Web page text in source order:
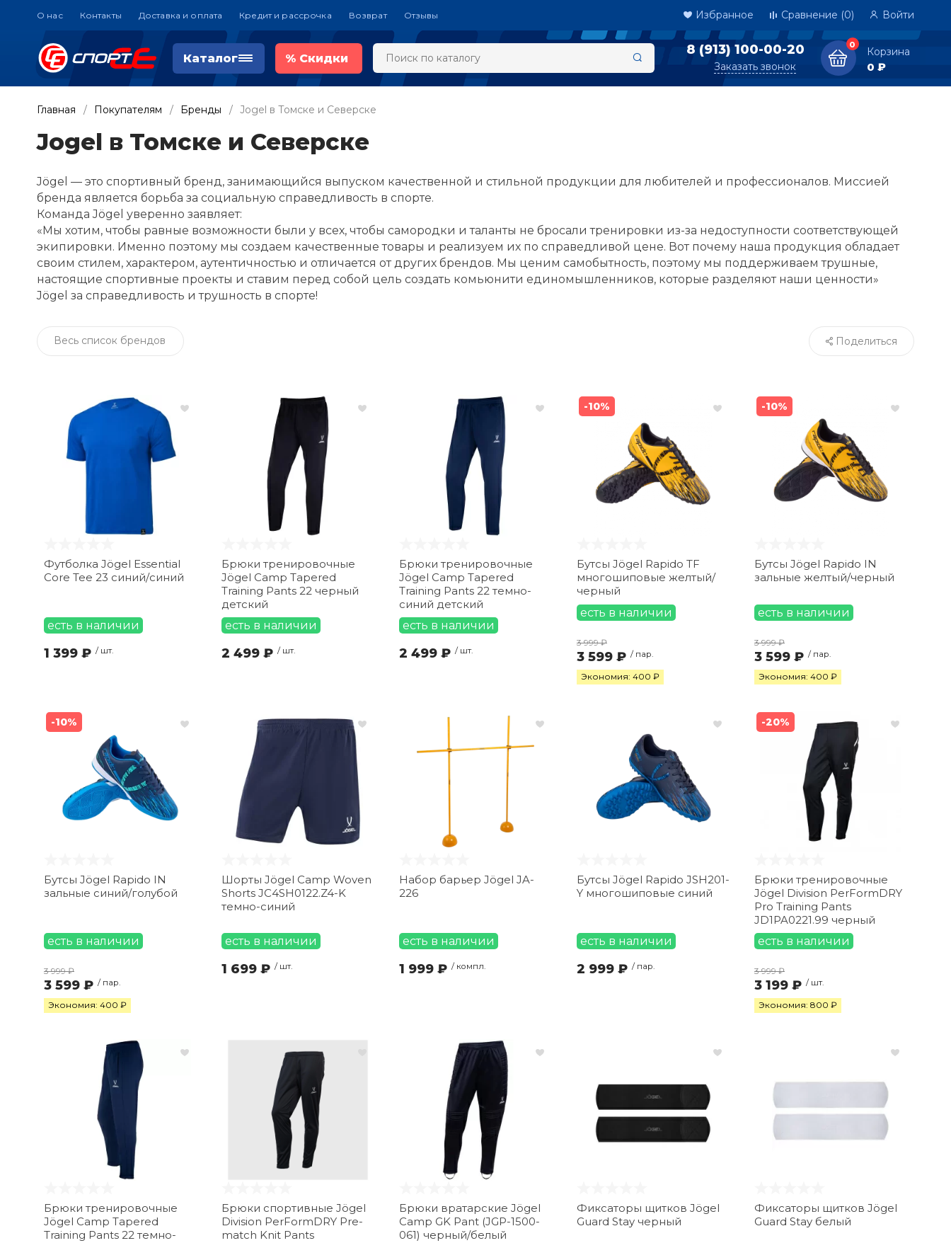
О нас Контакты Доставка и оплата Кредит и рассрочка Возврат Отзывы Избранное Сравнение (0) Войти
Каталог % Скидки
8 (913) 100-00-20
Заказать звонок
0
Корзина
0 ₽
Главная Покупателям Бренды Jogel в Томске и Северске
Jogel в Томске и Северске
Jögel — это спортивный бренд, занимающийся выпуском качественной и стильной продукции для любителей и профессионалов. Миссией
бренда является борьба за социальную справедливость в спорте.
Команда Jögel уверенно заявляет:
«Мы хотим, чтобы равные возможности были у всех, чтобы самородки и таланты не бросали тренировки из-за недоступности соответствующей
экипировки. Именно поэтому мы создаем качественные товары и реализуем их по справедливой цене. Вот почему наша продукция обладает
своим стилем, характером, аутентичностью и отличается от других брендов. Мы ценим самобытность, поэтому мы поддерживаем трушные,
настоящие спортивные проекты и ставим перед собой цель создать комьюнити единомышленников, которые разделяют наши ценности»
Jögel за справедливость и трушность в спорте!
Весь список брендов Поделиться
Футболка Jögel Essential
Core Tee 23 синий/синий
есть в наличии
1 399 ₽ / шт.
Брюки тренировочные
Jögel Camp Tapered
Training Pants 22 черный
детский
есть в наличии
2 499 ₽ / шт.
Брюки тренировочные
Jögel Camp Tapered
Training Pants 22 темно-
синий детский
есть в наличии
2 499 ₽ / шт.
-10%
Бутсы Jögel Rapido TF
многошиповые желтый/
черный
есть в наличии
3 999 ₽
3 599 ₽ / пар.
Экономия: 400 ₽
-10%
Бутсы Jögel Rapido IN
зальные желтый/черный
есть в наличии
3 999 ₽
3 599 ₽ / пар.
Экономия: 400 ₽
-10%
Бутсы Jögel Rapido IN
зальные синий/голубой
есть в наличии
3 999 ₽
3 599 ₽ / пар.
Экономия: 400 ₽
Шорты Jögel Camp Woven
Shorts JC4SH0122.Z4-K
темно-синий
есть в наличии
1 699 ₽ / шт.
Набор барьер Jögel JA-
226
есть в наличии
1 999 ₽ / компл.
Бутсы Jögel Rapido JSH201-
Y многошиповые синий
есть в наличии
2 999 ₽ / пар.
-20%
Брюки тренировочные
Jögel Division PerFormDRY
Pro Training Pants
JD1PA0221.99 черный
есть в наличии
3 999 ₽
3 199 ₽ / шт.
Экономия: 800 ₽
Брюки тренировочные
Jögel Camp Tapered
Training Pants 22 темно-
Брюки спортивные Jögel
Division PerFormDRY Pre-
match Knit Pants
Брюки вратарские Jögel
Camp GK Pant (JGP-1500-
061) черный/белый
Фиксаторы щитков Jögel
Guard Stay черный
Фиксаторы щитков Jögel
Guard Stay белый